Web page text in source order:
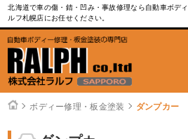
北海道で車の傷・錆・凹み・事故修理なら自動車ボデ
ルフ札幌店にお任せください。
ボディー修理・板金塗装 ダンプカー